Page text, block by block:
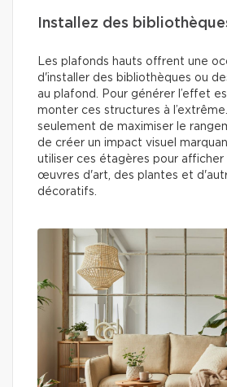
Installez des
Les plafonds hauts offrent une
d'installer des bibliothèques ou
au plafond. Pour générer l’effet
monter ces structures à
seulement de maximiser le
de créer un impact visuel
utiliser ces étagères pour afficher
œuvres d'art, des plantes et
décoratifs.